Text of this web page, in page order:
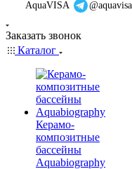
AquaVISA
Заказать звонок
Каталог
Керамо-
композитные
бассейны
Aquabiography